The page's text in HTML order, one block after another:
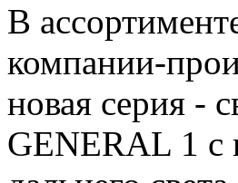
В
компании-
новая серия -
GENERAL 1 с